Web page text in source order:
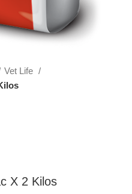
Vet Life
X 2 Kilos